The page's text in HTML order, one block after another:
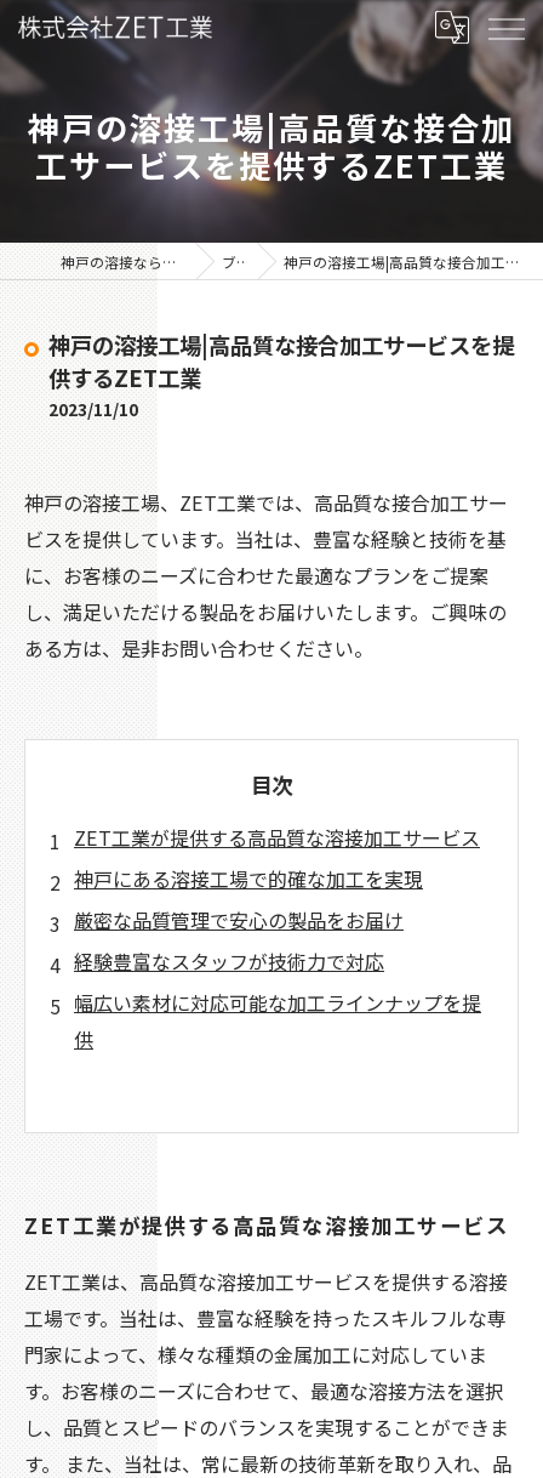
神戸の溶接工場|高品質な接合加
工サービスを提供するZET工業
神戸の溶接なら株式会社ZET工業 ブログ 神戸の溶接工場|高品質な接合加工サービスを提供するZET工業
神戸の溶接工場|高品質な接合加工サービスを提
供するZET工業
2023/11/10
神戸の溶接工場、ZET工業では、高品質な接合加工サー
ビスを提供しています。当社は、豊富な経験と技術を基
に、お客様のニーズに合わせた最適なプランをご提案
し、満足いただける製品をお届けいたします。ご興味の
ある方は、是非お問い合わせください。
目次
ZET工業が提供する高品質な溶接加工サービス
神戸にある溶接工場で的確な加工を実現
厳密な品質管理で安心の製品をお届け
経験豊富なスタッフが技術力で対応
幅広い素材に対応可能な加工ラインナップを提
供
ZET工業が提供する高品質な溶接加工サービス
ZET工業は、高品質な溶接加工サービスを提供する溶接
工場です。当社は、豊富な経験を持ったスキルフルな専
門家によって、様々な種類の金属加工に対応していま
す。お客様のニーズに合わせて、最適な溶接方法を選択
し、品質とスピードのバランスを実現することができま
す。 また、当社は、常に最新の技術革新を取り入れ、品